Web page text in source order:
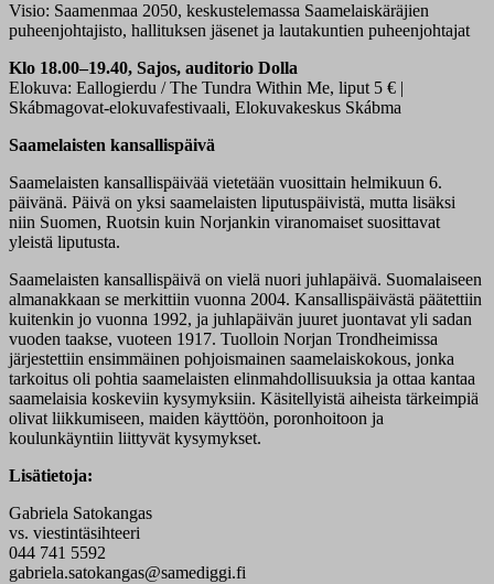
Visio: Saamenmaa 2050, keskustelemassa Saamelaiskäräjien
puheenjohtajisto, hallituksen jäsenet ja lautakuntien puheenjohtajat
Klo 18.00–19.40, Sajos, auditorio Dolla
Elokuva: Eallogierdu / The Tundra Within Me, liput 5 € |
Skábmagovat-elokuvafestivaali, Elokuvakeskus Skábma
Saamelaisten kansallispäivä
Saamelaisten kansallispäivää vietetään vuosittain helmikuun 6.
päivänä. Päivä on yksi saamelaisten liputuspäivistä, mutta lisäksi
niin Suomen, Ruotsin kuin Norjankin viranomaiset suosittavat
yleistä liputusta.
Saamelaisten kansallispäivä on vielä nuori juhlapäivä. Suomalaiseen
almanakkaan se merkittiin vuonna 2004. Kansallispäivästä päätettiin
kuitenkin jo vuonna 1992, ja juhlapäivän juuret juontavat yli sadan
vuoden taakse, vuoteen 1917. Tuolloin Norjan Trondheimissa
järjestettiin ensimmäinen pohjoismainen saamelaiskokous, jonka
tarkoitus oli pohtia saamelaisten elinmahdollisuuksia ja ottaa kantaa
saamelaisia koskeviin kysymyksiin. Käsitellyistä aiheista tärkeimpiä
olivat liikkumiseen, maiden käyttöön, poronhoitoon ja
koulunkäyntiin liittyvät kysymykset.
Lisätietoja:
Gabriela Satokangas
vs. viestintäsihteeri
044 741 5592
gabriela.satokangas@samediggi.fi